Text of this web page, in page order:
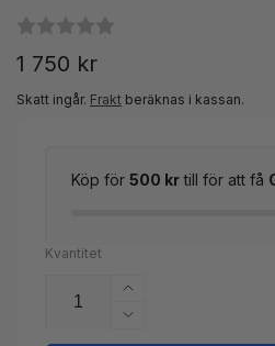
Ordinarie
pris
1 750 kr
Skatt ingår. Frakt beräknas i kassan.
Köp för 500 krtill för att få
Kvantitet
Öka
kvantitet
Minska